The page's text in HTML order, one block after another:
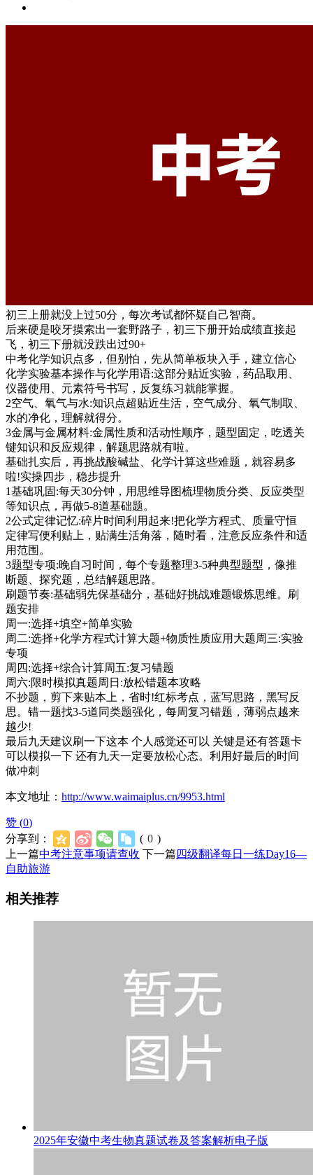
初三上册就没上过50分，每次考试都怀疑自己智商。
后来硬是咬牙摸索出一套野路子，初三下册开始成绩直接起
飞，初三下册就没跌出过90+
中考化学知识点多，但别怕，先从简单板块入手，建立信心
化学实验基本操作与化学用语:这部分贴近实验，药品取用、
仪器使用、元素符号书写，反复练习就能掌握。
2空气、氧气与水:知识点超贴近生活，空气成分、氧气制取、
水的净化，理解就得分。
3金属与金属材料:金属性质和活动性顺序，题型固定，吃透关
键知识和反应规律，解题思路就有啦。
基础扎实后，再挑战酸碱盐、化学计算这些难题，就容易多
啦!实操四步，稳步提升
1基础巩固:每天30分钟，用思维导图梳理物质分类、反应类型
等知识点，再做5-8道基础题。
2公式定律记忆:碎片时间利用起来!把化学方程式、质量守恒
定律写便利贴上，贴满生活角落，随时看，注意反应条件和适
用范围。
3题型专项:晚自习时间，每个专题整理3-5种典型题型，像推
断题、探究题，总结解题思路。
刷题节奏:基础弱先保基础分，基础好挑战难题锻炼思维。刷
题安排
周一:选择+填空+简单实验
周二:选择+化学方程式计算大题+物质性质应用大题周三:实验
专项
周四:选择+综合计算周五:复习错题
周六:限时模拟真题周日:放松错题本攻略
不抄题，剪下来贴本上，省时!红标考点，蓝写思路，黑写反
思。错一题找3-5道同类题强化，每周复习错题，薄弱点越来
越少!
最后九天建议刷一下这本 个人感觉还可以 关键是还有答题卡
可以模拟一下 还有九天一定要放松心态。利用好最后的时间
做冲刺
本文地址： http://www.waimaiplus.cn/9953.html
赞 (0)
分享到：
( 0 )
上一篇中考注意事项请查收 下一篇 四级翻译每日一练Day16—
自助旅游
相关推荐
2025年安徽中考生物真题试卷及答案解析电子版